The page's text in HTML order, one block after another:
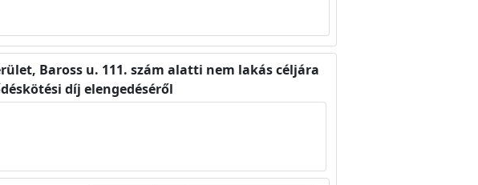
Baross u. 111. szám alatti nem lakás céljára
díj elengedéséről